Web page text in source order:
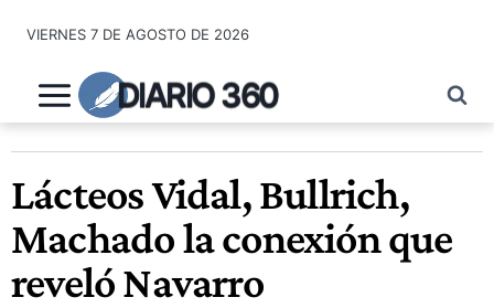
contenido
VIERNES 7 DE AGOSTO DE 2026
DIARIO 360
Lácteos Vidal, Bullrich,
Machado la conexión que
reveló Navarro